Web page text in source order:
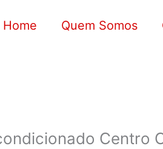
Home Quem Somos
Centro